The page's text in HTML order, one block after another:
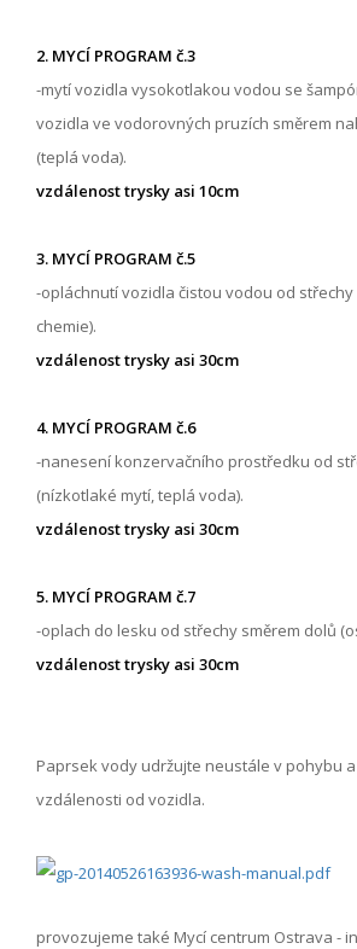
2. MYCÍ PROGRAM č.3
-mytí vozidla vysokotlakou vodou se
vozidla ve vodorovných pruzích směrem
(teplá voda).
vzdálenost trysky asi 10cm
3. MYCÍ PROGRAM č.5
-opláchnutí vozidla čistou vodou od
chemie).
vzdálenost trysky asi 30cm
4. MYCÍ PROGRAM č.6
-nanesení konzervačního prostředku od
(nízkotlaké mytí, teplá voda).
vzdálenost trysky asi 30cm
5. MYCÍ PROGRAM č.7
-oplach do lesku od střechy směrem dolů
vzdálenost trysky asi 30cm
Paprsek vody udržujte neustále v pohybu
vzdálenosti od vozidla.
provozujeme také Mycí centrum Ostrava -